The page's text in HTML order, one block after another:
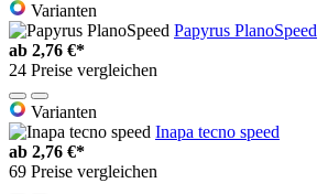
Varianten
Papyrus PlanoSpeed
ab 2,76 €*
24 Preise vergleichen
Varianten
Inapa tecno speed
ab 2,76 €*
69 Preise vergleichen